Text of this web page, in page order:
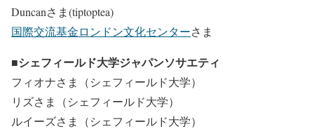
Duncanさま(tiptoptea)
国際交流基金ロンドン文化センターさま
■シェフィールド大学ジャパンソサエティ
フィオナさま（シェフィールド大学）
リズさま（シェフィールド大学）
ルイーズさま（シェフィールド大学）